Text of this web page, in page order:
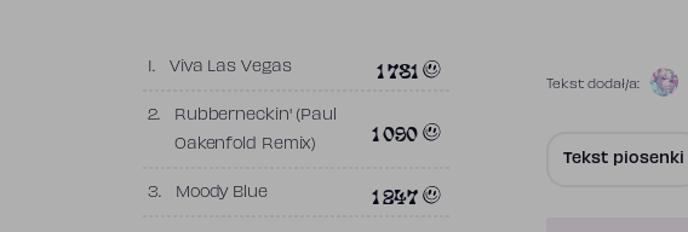
1. Viva Las Vegas 1 781
2.
Rubberneckin' (Paul
Oakenfold Remix)
1 090
3. Moody Blue 1 247
Tekst dodał/a:
Tekst piosenki